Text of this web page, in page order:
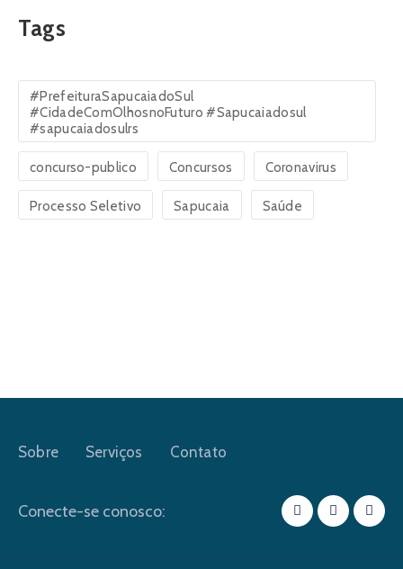
Tags
#PrefeituraSapucaiadoSul
#CidadeComOlhosnoFuturo #Sapucaiadosul
#sapucaiadosulrs
concurso-publico Concursos Coronavirus
Processo Seletivo Sapucaia Saúde
Sobre Serviços Contato
Conecte-se conosco: